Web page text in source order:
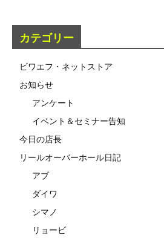
カテゴリー
ビワエフ・ネットストア
お知らせ
アンケート
イベント＆セミナー告知
今日の店長
リールオーバーホール日記
アブ
ダイワ
シマノ
リョービ